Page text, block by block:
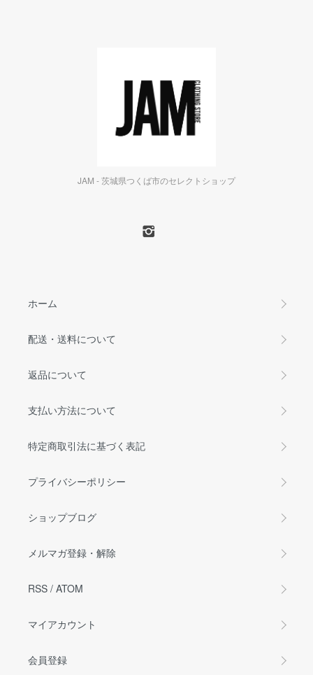
JAM - 茨城県つくば市のセレクトショップ
ホーム
配送・送料について
返品について
支払い方法について
特定商取引法に基づく表記
プライバシーポリシー
ショップブログ
メルマガ登録・解除
RSS / ATOM
マイアカウント
会員登録